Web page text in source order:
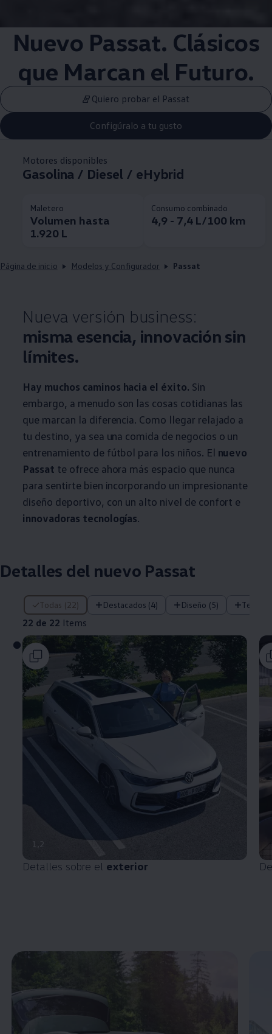
Nuevo Passat. Clásicos
que Marcan el Futuro.
Quiero probar el Passat
Configúralo a tu gusto
Motores disponibles
Gasolina / Diesel / eHybrid
Maletero
Volumen hasta
1.920 L
Consumo combinado
4,9 - 7,4 L/100 km
Página de inicio Modelos y Configurador Passat
Nueva versión business:
misma esencia, innovación sin
límites.
Hay muchos caminos hacia el éxito. Sin
embargo, a menudo son las cosas cotidianas las
que marcan la diferencia. Como llegar relajado a
tu destino, ya sea una comida de negocios o un
entrenamiento de fútbol para los niños. El nuevo
Passat te ofrece ahora más espacio que nunca
para sentirte bien incorporando un impresionante
diseño deportivo, con un alto nivel de confort e
innovadoras tecnologías.
Detalles del nuevo Passat
Todas (22) Destacados (4) Diseño (5)
22 de 22 Items
22 de 22 Items
1 ,2
Detalles sobre el exterior
Enable fullscreen mode